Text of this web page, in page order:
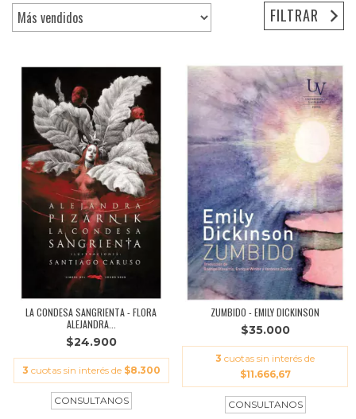
FILTRAR
LA CONDESA SANGRIENTA - FLORA
ALEJANDRA...
$24.900
3 cuotas sin interés de $8.300
ZUMBIDO - EMILY DICKINSON
$35.000
3 cuotas sin interés de
$11.666,67